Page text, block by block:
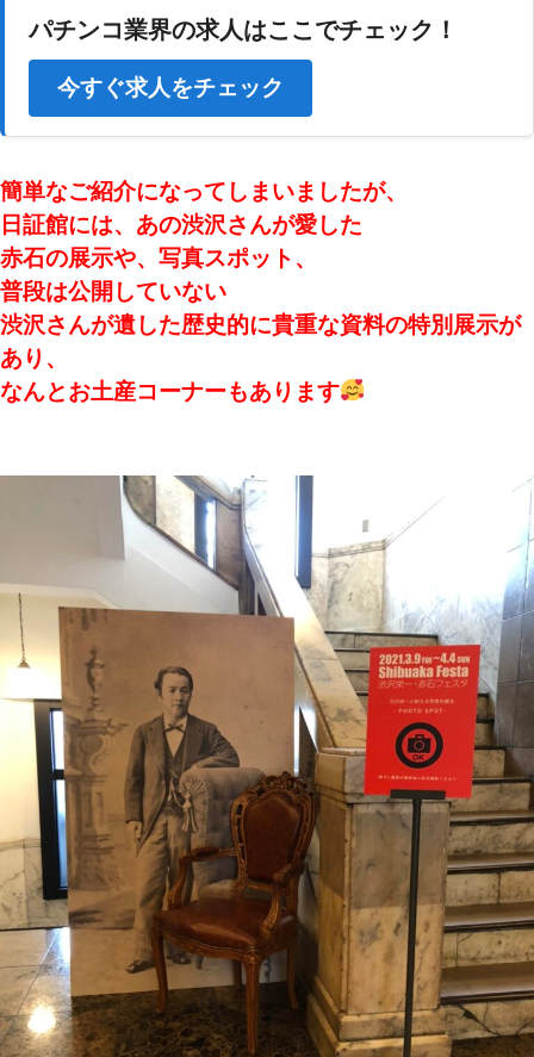
パチンコ業界の求人はここでチェック！
今すぐ求人をチェック
簡単なご紹介になってしまいましたが、
日証館には、あの渋沢さんが愛した
赤石の展示や、 写真スポット、
普段は公開していない
渋沢さんが遺した歴史的に貴重な資料の特別展示が
あり、
なんとお土産コーナーもあります